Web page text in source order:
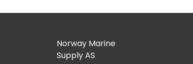
Norway Marine
Supply AS